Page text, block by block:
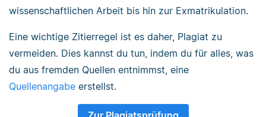
wissenschaftlichen Arbeit bis hin zur Exmatrikulation.
Eine wichtige Zitierregel ist es daher, Plagiat zu
vermeiden. Dies kannst du tun, indem du für alles, was
du aus fremden Quellen entnimmst, eine
Quellenangabe erstellst.